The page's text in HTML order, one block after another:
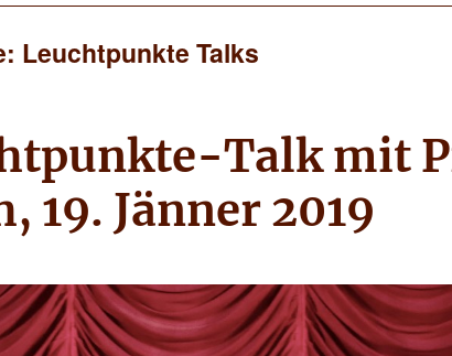
Leuchtpunkte Talks
Talk mit
19. Jänner 2019